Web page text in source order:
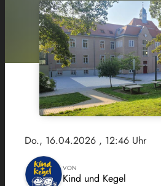
Do., 16.04.2026 , 12:46 Uhr
VON
Kind und Kegel